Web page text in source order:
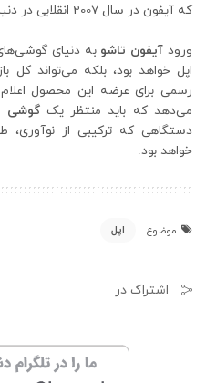
که آیفون در سال 2007 انقلابی در دنیای موبایل ایجاد کرد.
ورود آیفون تاشو به دنیای
اپل خواهد بود، بلکه می‌تواند کل
رسمی برای عرضه این محصول
می‌دهد که باید منتظر یکگوشی
دستگاهی که ترکیبی از
خواهد بود.
موضوع اپل
اشتراک در